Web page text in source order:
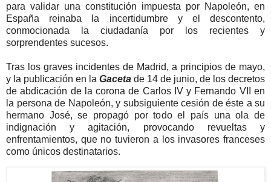
para validar una constitución impuesta por Napoleón, en
España reinaba la incertidumbre y el descontento,
conmocionada la ciudadanía por los recientes y
sorprendentes sucesos.
Tras los graves incidentes de Madrid, a principios de mayo,
y la publicación en la Gaceta de 14 de junio, de los decretos
de abdicación de la corona de Carlos IV y Fernando VII en
la persona de Napoleón, y subsiguiente cesión de éste a su
hermano José, se propagó por todo el país una ola de
indignación y agitación, provocando revueltas y
enfrentamientos, que no tuvieron a los invasores franceses
como únicos destinatarios.